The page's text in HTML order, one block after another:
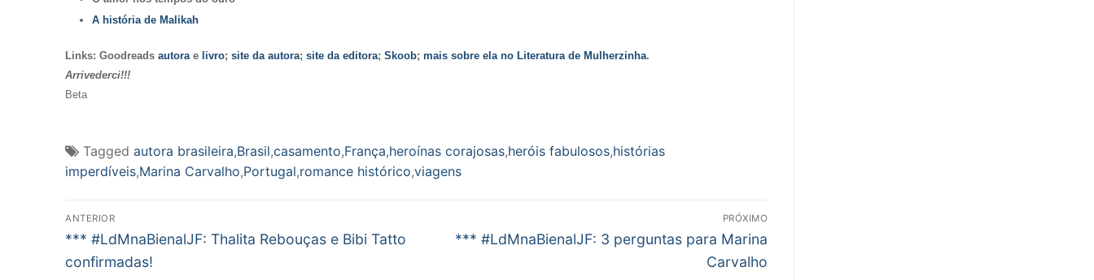
A história de Malikah
Links: Goodreads autorae livro; site da autora; site da editora; Skoob; mais sobre ela no Literatura de Mulherzinha.
Arrivederci!!!
Beta
Tagged autora brasileira,Brasil,casamento,França,heroínas corajosas,heróis fabulosos,histórias
imperdíveis,Marina Carvalho,Portugal,romance histórico,viagens
Navegação
de
ANTERIOR
Post
anterior:
*** #LdMnaBienalJF: Thalita Rebouças e Bibi Tatto
confirmadas!
PRÓXIMO
Próximo
*** #LdMnaBienalJF: 3 perguntas para Marina
Carvalho